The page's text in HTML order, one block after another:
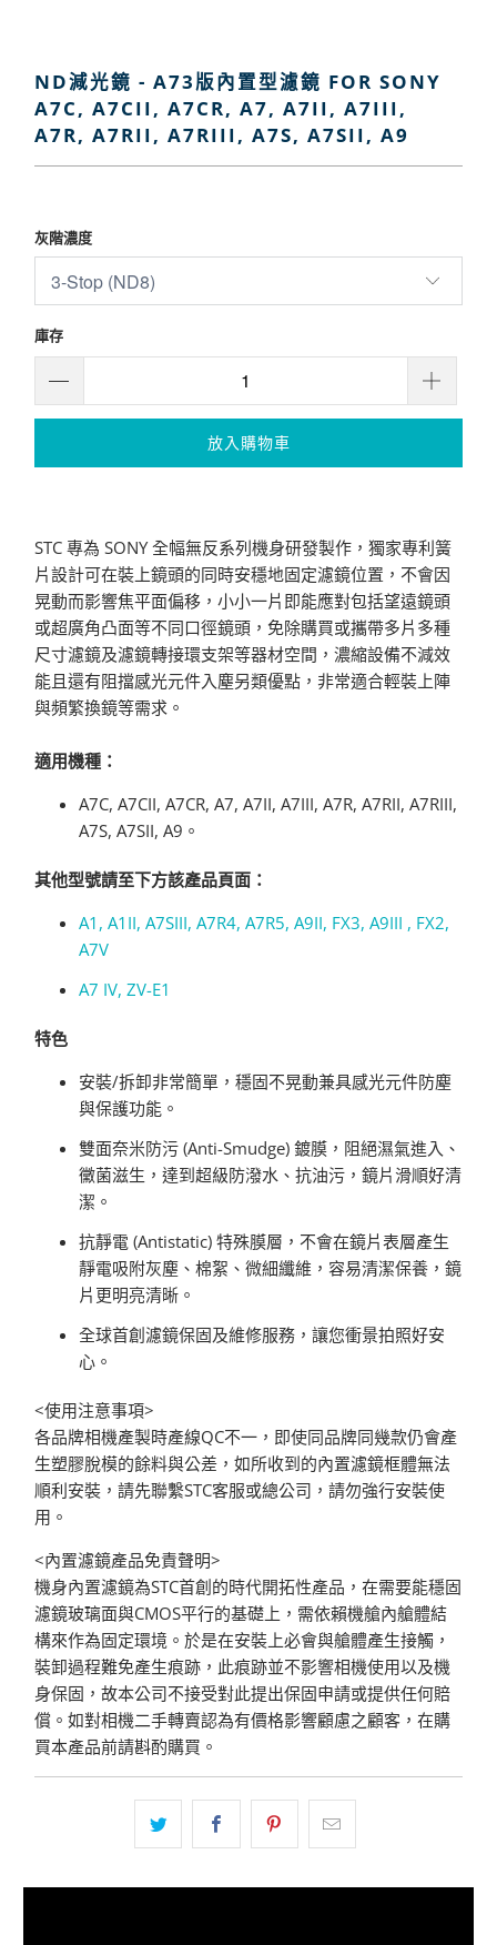
ND減光鏡 - A73版內置型濾鏡 FOR SONY
A7C, A7CII, A7CR, A7, A7II, A7III,
A7R, A7RII, A7RIII, A7S, A7SII, A9
灰階濃度
庫存
放入購物車
STC 專為 SONY 全幅無反系列機身研發製作，獨家專利簧
片設計可在裝上鏡頭的同時安穩地固定濾鏡位置，不會因
晃動而影響焦平面偏移，小小一片即能應對包括望遠鏡頭
或超廣角凸面等不同口徑鏡頭，免除購買或攜帶多片多種
尺寸濾鏡及濾鏡轉接環支架等器材空間，濃縮設備不減效
能且還有阻擋感光元件入塵另類優點，非常適合輕裝上陣
與頻繁換鏡等需求。
適用機種：
A7C, A7CII, A7CR, A7, A7II, A7III, A7R, A7RII, A7RIII,
A7S, A7SII, A9。
其他型號請至下方該產品頁面：
A1, A1II, A7SIII, A7R4, A7R5, A9II, FX3, A9III , FX2,
A7V
A7 IV, ZV-E1
特色
安裝/拆卸非常簡單，穩固不晃動兼具感光元件防塵
與保護功能。
雙面奈米防污 (Anti-Smudge) 鍍膜，阻絕濕氣進入、
黴菌滋生，達到超級防潑水、抗油污，鏡片滑順好清
潔。
抗靜電 (Antistatic) 特殊膜層，不會在鏡片表層產生
靜電吸附灰塵、棉絮、微細纖維，容易清潔保養，鏡
片更明亮清晰。
全球首創濾鏡保固及維修服務，讓您衝景拍照好安
心。
<使用注意事項>
各品牌相機產製時產線QC不一，即使同品牌同幾款仍會產
生塑膠脫模的餘料與公差，如所收到的內置濾鏡框體無法
順利安裝，請先聯繫STC客服或總公司，請勿強行安裝使
用。
<內置濾鏡產品免責聲明>
機身內置濾鏡為STC首創的時代開拓性產品，在需要能穩固
濾鏡玻璃面與CMOS平行的基礎上，需依賴機艙內艙體結
構來作為固定環境。於是在安裝上必會與艙體產生接觸，
裝卸過程難免產生痕跡，此痕跡並不影響相機使用以及機
身保固，故本公司不接受對此提出保固申請或提供任何賠
償。如對相機二手轉賣認為有價格影響顧慮之顧客，在購
買本產品前請斟酌購買。